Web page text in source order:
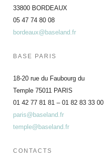
33800 BORDEAUX
05 47 74 80 08
bordeaux@baseland.fr
BASE PARIS
18-20 rue du Faubourg du
Temple 75011 PARIS
01 42 77 81 81 – 01 82 83 33 00
paris@baseland.fr
temple@baseland.fr
CONTACTS